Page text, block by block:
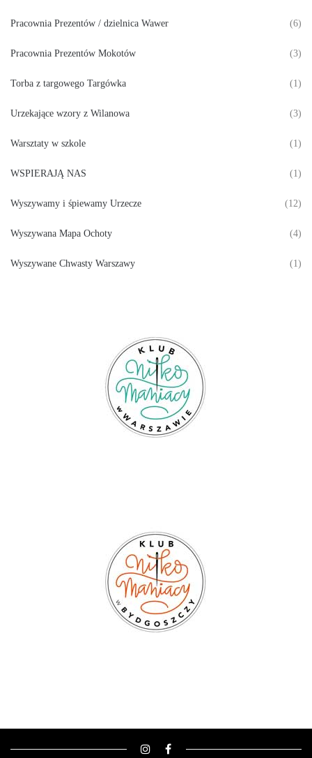
Pracownia Prezentów / dzielnica Wawer (6)
Pracownia Prezentów Mokotów (3)
Torba z targowego Targówka (1)
Urzekające wzory z Wilanowa (3)
Warsztaty w szkole (1)
WSPIERAJĄ NAS (1)
Wyszywamy i śpiewamy Urzecze (12)
Wyszywana Mapa Ochoty (4)
Wyszywane Chwasty Warszawy (1)